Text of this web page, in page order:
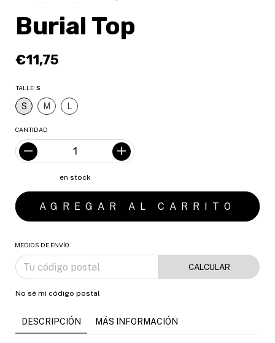
Burial Top
€11,75
TALLE: S
S M L
CANTIDAD
en stock
MEDIOS DE ENVÍO
CALCULAR
No sé mi código postal
DESCRIPCIÓN MÁS INFORMACIÓN